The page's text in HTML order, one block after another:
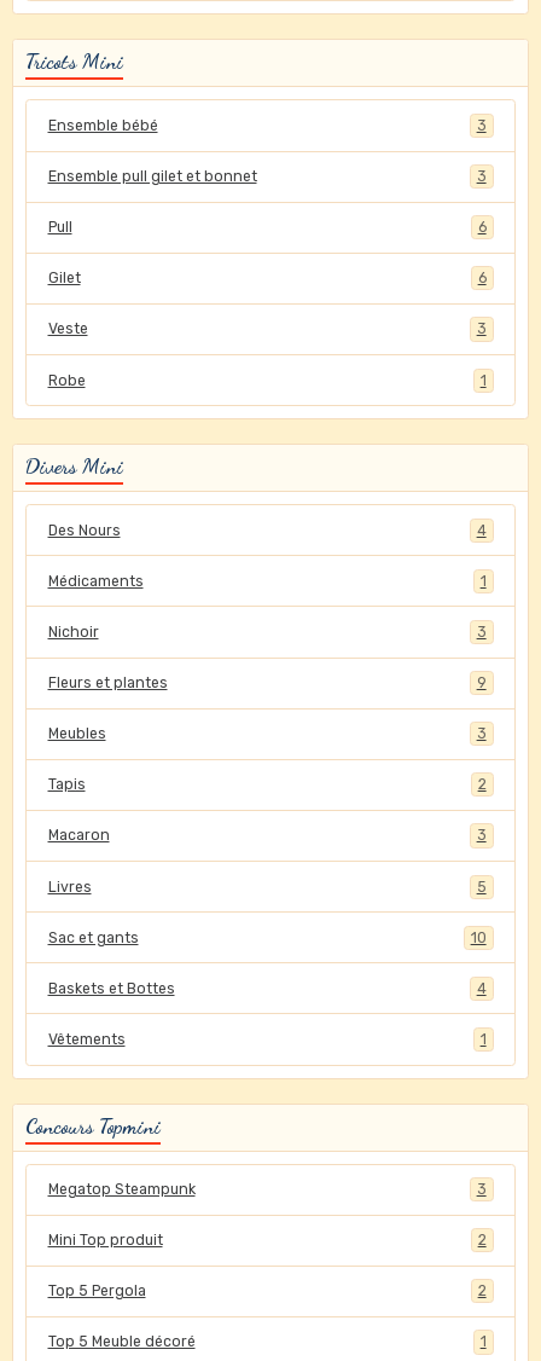
Tricots Mini
Ensemble bébé 3
Ensemble pull gilet et bonnet 3
Pull 6
Gilet 6
Veste 3
Robe 1
Divers Mini
Des Nours 4
Médicaments 1
Nichoir 3
Fleurs et plantes 9
Meubles 3
Tapis 2
Macaron 3
Livres 5
Sac et gants 10
Baskets et Bottes 4
Vêtements 1
Concours Topmini
Megatop Steampunk 3
Mini Top produit 2
Top 5 Pergola 2
Top 5 Meuble décoré 1